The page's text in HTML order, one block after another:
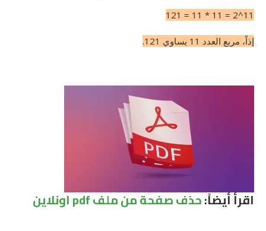
11^2 = 11 * 11 = 121
إذاً، مربع العدد 11 يساوي 121.
اقرأ أيضاً:حذف صفحة من ملف pdf اونلاين